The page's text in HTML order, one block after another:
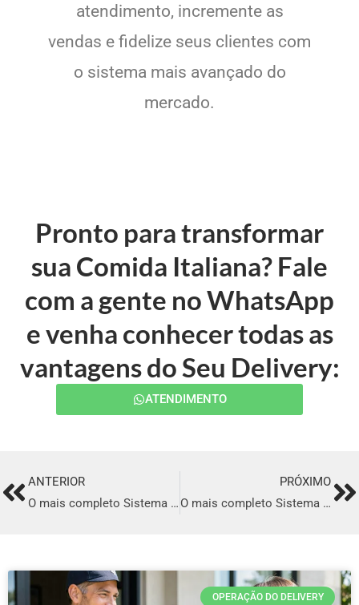
atendimento, incremente as
vendas e fidelize seus clientes com
o sistema mais avançado do
mercado.
Pronto para transformar
sua Comida Italiana? Fale
com a gente no WhatsApp
e venha conhecer todas as
vantagens do Seu Delivery:
ATENDIMENTO
PrevANTERIOR
O mais completo Sistema para Delivery de comida Italiana em Breves
PRÓXIMO
O mais completo Sistema para Delivery de comida Italiana em Leme
OPERAÇÃO DO DELIVERY